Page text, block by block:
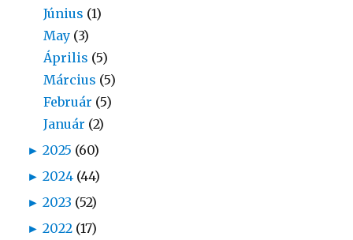
Június (1)
May (3)
Április (5)
Március (5)
Február (5)
Január (2)
► 2025 (60)
► 2024 (44)
► 2023 (52)
► 2022 (17)